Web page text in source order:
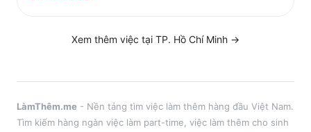
Xem thêm việc tại TP. Hồ Chí Minh →
LàmThêm.me - Nền tảng tìm việc làm thêm hàng đầu Việt Nam.
Tìm kiếm hàng ngàn việc làm part-time, việc làm thêm cho sinh